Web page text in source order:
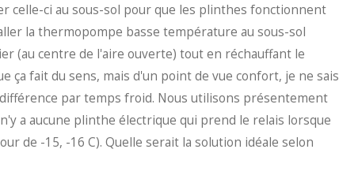
celle-ci au sous-sol pour que les plinthes fonctionnent
la thermopompe basse température au sous-sol
(au centre de l'aire ouverte) tout en réchauffant le
ça fait du sens, mais d'un point de vue confort, je ne sais
par temps froid. Nous utilisons présentement
a aucune plinthe électrique qui prend le relais lorsque
de -15, -16 C). Quelle serait la solution idéale selon